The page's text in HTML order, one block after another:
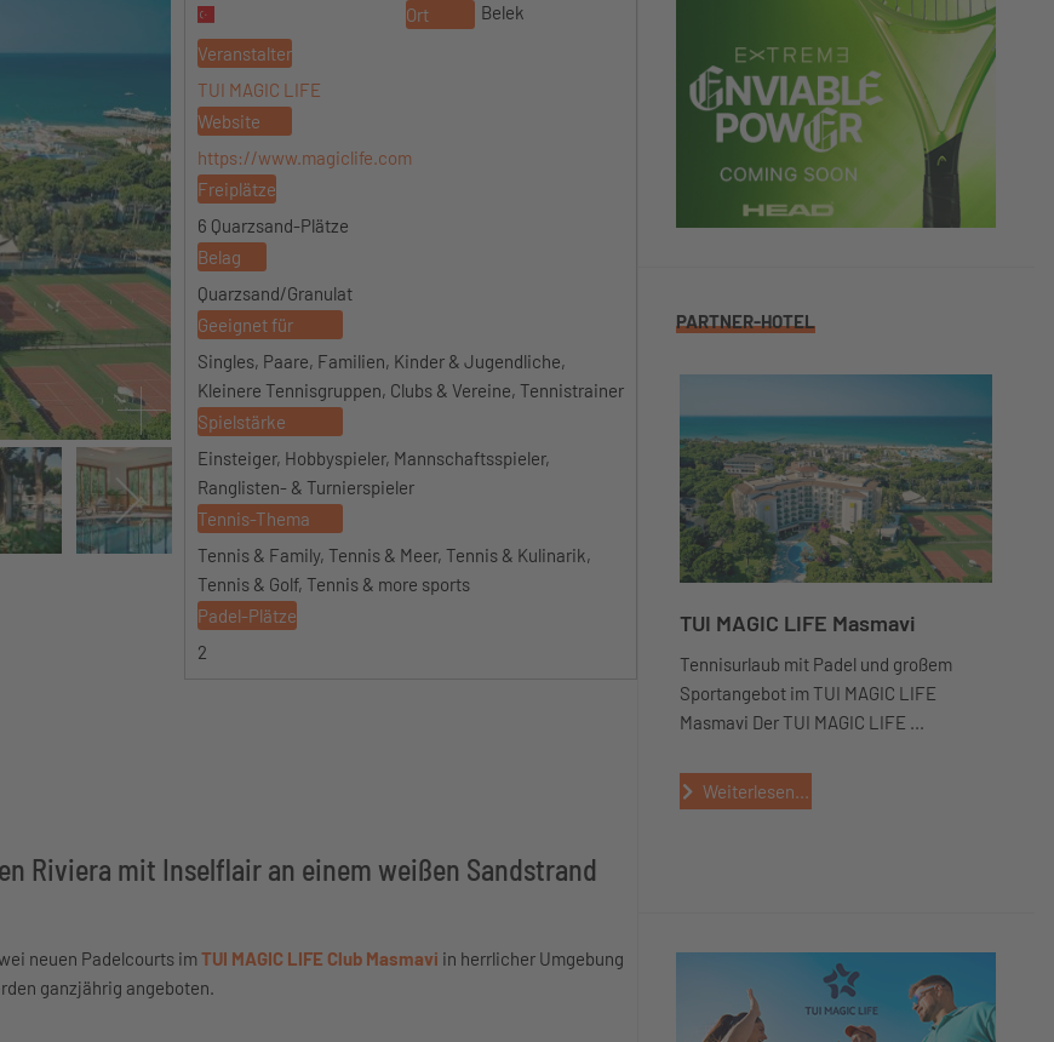
Ort
Belek
Veranstalter
TUI MAGIC LIFE
Website
https://www.magiclife.com
Freiplätze
6 Quarzsand-Plätze
Belag
Quarzsand/Granulat
Geeignet für
Singles, Paare, Familien, Kinder & Jugendliche,
Kleinere Tennisgruppen, Clubs & Vereine, Tennistrainer
Spielstärke
Einsteiger, Hobbyspieler, Mannschaftsspieler,
Ranglisten- & Turnierspieler
Tennis-Thema
Tennis & Family, Tennis & Meer, Tennis & Kulinarik,
Tennis & Golf, Tennis & more sports
Padel-Plätze
2
Riviera mit Inselflair an einem weißen Sandstrand
neuen Padelcourts imTUI MAGIC LIFE Club Masmavi in herrlicher Umgebung
ganzjährig angeboten.
PARTNER-HOTEL
TUI MAGIC LIFE Masmavi
Tennisurlaub mit Padel und großem
Sportangebot im TUI MAGIC LIFE
Masmavi Der TUI MAGIC LIFE ...
Weiterlesen...